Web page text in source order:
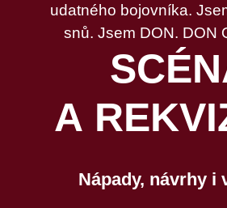
udatného bojovníka.
snů. Jsem DON. DON
A
Nápady, návrhy i